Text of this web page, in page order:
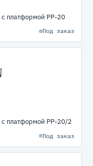
платформой PP-20
Под заказ
платформой PP-20/2
Под заказ